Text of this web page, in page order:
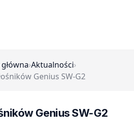
›Aktualności›
Genius SW-G2
Genius SW-G2